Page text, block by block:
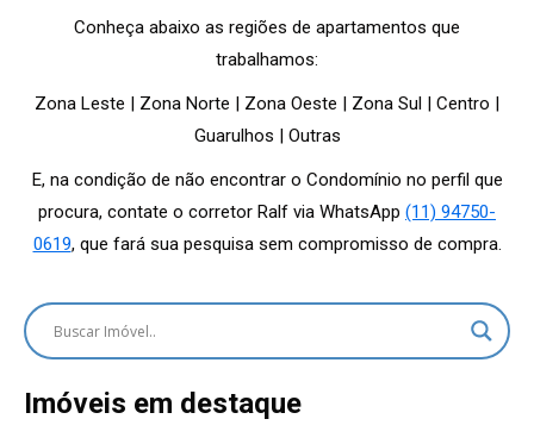
Conheça abaixo as regiões de apartamentos que
trabalhamos:
Zona Leste | Zona Norte | Zona Oeste | Zona Sul | Centro |
Guarulhos | Outras
E, na condição de não encontrar o Condomínio no perfil que
procura, contate o corretor Ralf via WhatsApp (11) 94750-
0619, que fará sua pesquisa sem compromisso de compra.
Imóveis em destaque